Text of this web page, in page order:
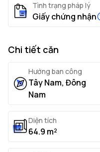
Tình trạng pháp lý
Giấy chứng nhận
Chi tiết căn
Hướng ban công
Tây Nam, Đông
Nam
Diện tích
64.9 m²